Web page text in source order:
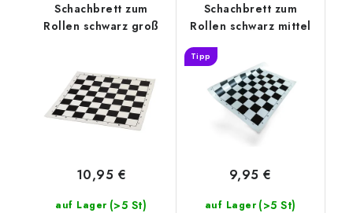
Schachbrett zum
Rollen schwarz groß
auf Lager (>5 St)
10,95 €
Schachbrett zum
Rollen schwarz mittel
Tipp
auf Lager (>5 St)
9,95 €